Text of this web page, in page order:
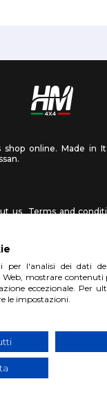
shop online. Made in
us Terms and
workshop Send us
Nuova Luce di Rosa Limuti
| privacy cookies policy
per l'analisi dei dati
mostrare contenuti
eccezionale. Per
le impostazioni.